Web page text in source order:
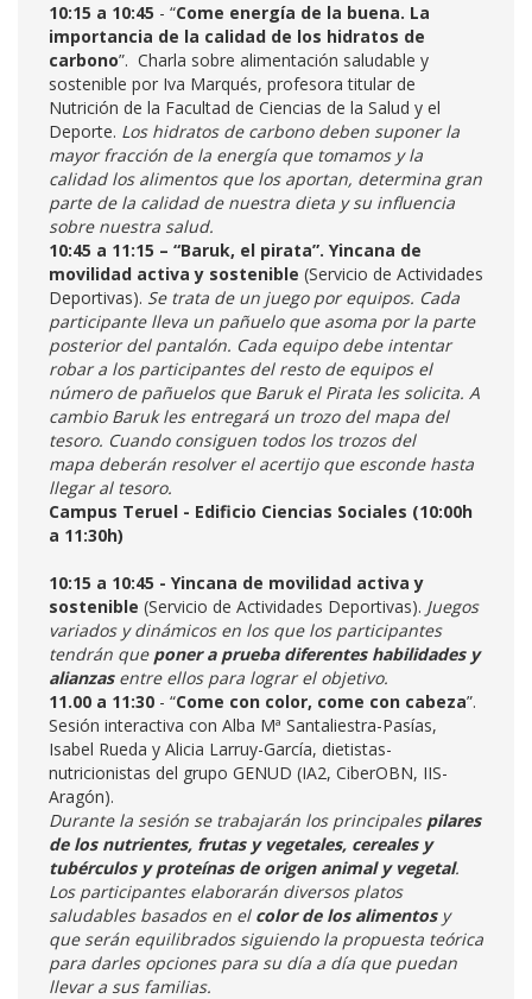
10:15 a 10:45 - “Come energía de la buena. La
importancia de la calidad de los hidratos de
carbono”. Charla sobre alimentación saludable y
sostenible por Iva Marqués, profesora titular de
Nutrición de la Facultad de Ciencias de la Salud y el
Deporte. Los hidratos de carbono deben suponer la
mayor fracción de la energía que tomamos y la
calidad los alimentos que los aportan, determina gran
parte de la calidad de nuestra dieta y su influencia
sobre nuestra salud.
10:45 a 11:15 – “Baruk, el pirata”. Yincana de
movilidad activa y sostenible (Servicio de Actividades
Deportivas). Se trata de un juego por equipos. Cada
participante lleva un pañuelo que asoma por la parte
posterior del pantalón. Cada equipo debe intentar
robar a los participantes del resto de equipos el
número de pañuelos que Baruk el Pirata les solicita. A
cambio Baruk les entregará un trozo del mapa del
tesoro. Cuando consiguen todos los trozos del
mapa deberán resolver el acertijo que esconde hasta
llegar al tesoro.
Campus Teruel - Edificio Ciencias Sociales (10:00h
a 11:30h)
10:15 a 10:45 - Yincana de movilidad activa y
sostenible (Servicio de Actividades Deportivas). Juegos
variados y dinámicos en los que los participantes
tendrán que poner a prueba diferentes habilidades y
alianzasentre ellos para lograr el objetivo.
11.00 a 11:30 - “Come con color, come con cabeza”.
Sesión interactiva con Alba Mª Santaliestra-Pasías,
Isabel Rueda y Alicia Larruy-García, dietistas-
nutricionistas del grupo GENUD (IA2, CiberOBN, IIS-
Aragón).
Durante la sesión se trabajarán los principales pilares
de los nutrientes, frutas y vegetales, cereales y
tubérculos y proteínas de origen animal y vegetal.
Los participantes elaborarán diversos platos
saludables basados en el color de los alimentosy
que serán equilibrados siguiendo la propuesta teórica
para darles opciones para su día a día que puedan
llevar a sus familias.